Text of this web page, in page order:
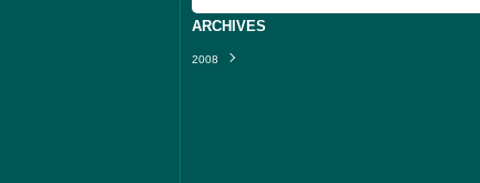
ARCHIVES
2008